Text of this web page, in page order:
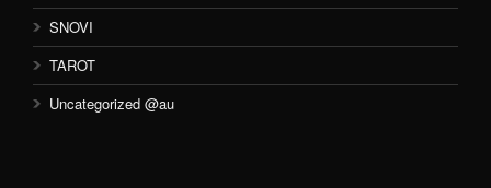
SNOVI
TAROT
Uncategorized @au